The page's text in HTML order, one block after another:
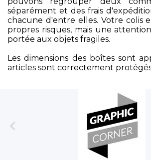
séparément et des frais
chacune d'entre elles. Votre colis
propres risques, mais une
portée aux objets fragiles.
Les dimensions des boîtes sont
articles sont correctement
